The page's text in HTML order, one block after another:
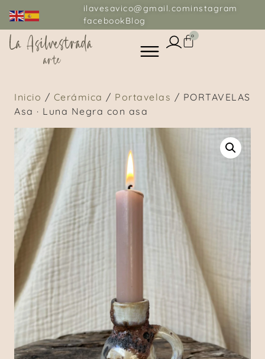
ilavesavico@gmail.cominstagram
facebookBlog
0
Inicio / Cerámica / Portavelas / PORTAVELAS
Asa · Luna Negra con asa